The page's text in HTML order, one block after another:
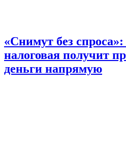
«Снимут без
налоговая получит
деньги напрямую